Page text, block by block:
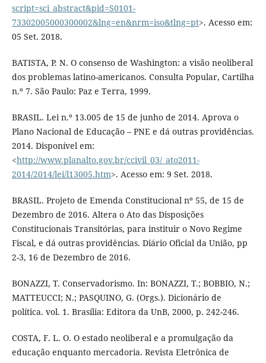
script=sci_abstract&pid=S0101-
73302005000300002&lng=en&nrm=iso&tlng=pt>. Acesso em:
05 Set. 2018.
BATISTA, P. N. O consenso de Washington: a visão neoliberal
dos problemas latino-americanos. Consulta Popular, Cartilha
n.º 7. São Paulo: Paz e Terra, 1999.
BRASIL. Lei n.º 13.005 de 15 de junho de 2014. Aprova o
Plano Nacional de Educação – PNE e dá outras providências.
2014. Disponível em:
<http://www.planalto.gov.br/ccivil_03/_ato2011-
2014/2014/lei/l13005.htm>. Acesso em: 9 Set. 2018.
BRASIL. Projeto de Emenda Constitucional nº 55, de 15 de
Dezembro de 2016. Altera o Ato das Disposições
Constitucionais Transitórias, para instituir o Novo Regime
Fiscal, e dá outras providências. Diário Oficial da União, pp
2-3, 16 de Dezembro de 2016.
BONAZZI, T. Conservadorismo. In: BONAZZI, T.; BOBBIO, N.;
MATTEUCCI; N.; PASQUINO, G. (Orgs.). Dicionário de
política. vol. 1. Brasília: Editora da UnB, 2000, p. 242-246.
COSTA, F. L. O. O estado neoliberal e a promulgação da
educação enquanto mercadoria. Revista Eletrônica de